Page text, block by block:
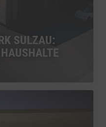
SULZAU: